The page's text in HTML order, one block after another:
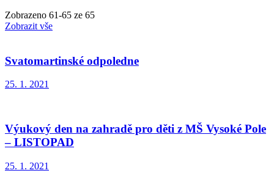
Zobrazeno 61-65 ze 65
Zobrazit vše
Svatomartinské odpoledne
25. 1. 2021
Výukový den na zahradě pro děti z MŠ Vysoké Pole
– LISTOPAD
25. 1. 2021